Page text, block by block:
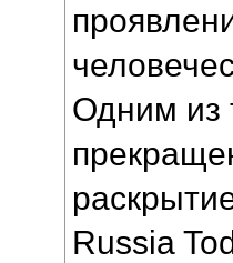
Одним из
Russia